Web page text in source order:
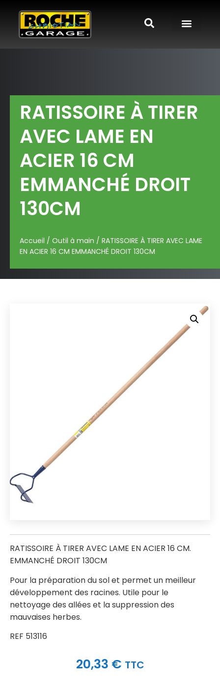
RATISSOIRE À TIRER
AVEC LAME EN
ACIER 16 CM
EMMANCHÉ DROIT
130CM
Accueil / Outil à main / RATISSOIRE À TIRER AVEC LAME
EN ACIER 16 CM EMMANCHÉ DROIT 130CM
RATISSOIRE À TIRER AVEC LAME EN ACIER 16 CM.
EMMANCHÉ DROIT 130CM
Pour la préparation du sol et permet un meilleur
développement des racines. Utile pour le
nettoyage des allées et la suppression des
mauvaises herbes.
REF 513116
20,33 € TTC